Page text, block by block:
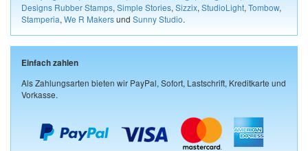
Designs Rubber Stamps, Simple Stories, Sizzix, StudioLight, Tombow,
Stamperia, We R Makersund Sunny Studio.
Einfach zahlen
Als Zahlungsarten bieten wir PayPal, Sofort, Lastschrift, Kreditkarte und
Vorkasse.